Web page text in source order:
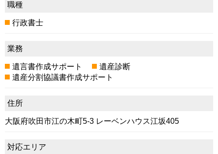
職種
行政書士
業務
遺言書作成サポート
遺産診断
遺産分割協議書作成サポート
住所
大阪府吹田市江の木町5-3 レーベンハウス江坂405
対応エリア